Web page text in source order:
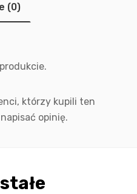
(0)
którzy kupili ten
opinię.